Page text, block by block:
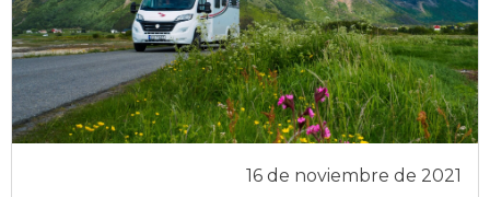
16 de noviembre de 2021